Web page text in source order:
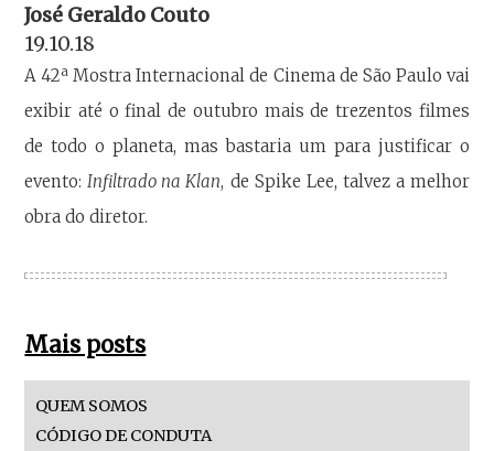
José Geraldo Couto
19.10.18
A 42ª Mostra Internacional de Cinema de São Paulo vai
exibir até o final de outubro mais de trezentos filmes
de todo o planeta, mas bastaria um para justificar o
evento:Infiltrado na Klan, de Spike Lee, talvez a melhor
obra do diretor.
Mais posts
QUEM SOMOS
CÓDIGO DE CONDUTA